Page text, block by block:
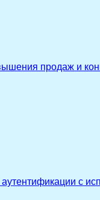
продаж и
с